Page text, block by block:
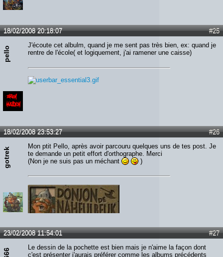
#25
18/02/2008 20:18:07
pello
J'écoute cet albulm, quand je me sent pas très bien, ex: quand je
rentre de l'école( et logiquement, j'ai ramener une caisse)
#26
18/02/2008 23:53:27
gotrek
Mon ptit Pello, après avoir parcouru quelques uns de tes post. Je
te demande un petit effort d'orthographe. Merci
(Non je ne suis pas un méchant
)
#27
23/02/2008 11:54:01
Le dessin de la pochette est bien mais je n'aime la façon dont
c'est présenter j'aurais préférer comme les albums précédents